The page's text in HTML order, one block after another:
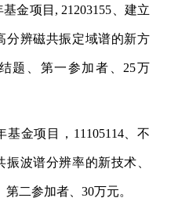
金项目 , 21203155 、建立
分辨磁共振定域谱的新方
结题、第一参加者、 25万
基金项目， 11105114、不
波谱分辨率的新技术、
第二参加者、 30万元。